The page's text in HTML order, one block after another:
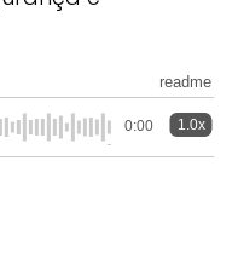
readme
0:00 1.0x